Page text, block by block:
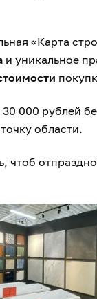
«Карта
и уникальное
30 000 рублей
области.
чтоб